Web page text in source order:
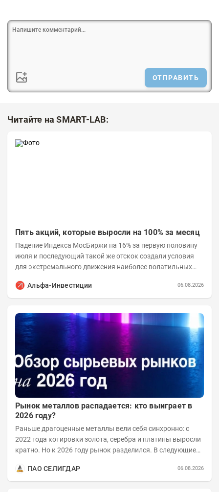
ОТПРАВИТЬ
Читайте на SMART-LAB:
Пять акций, которые выросли на 100% за месяц
Падение Индекса МосБиржи на 16% за первую половину
июля и последующий такой же отскок создали условия
для экстремального движения наиболее волатильных
Альфа-Инвестиции
06.08.2026
Рынок металлов распадается: кто выиграет в
2026 году?
Раньше драгоценные металлы вели себя синхронно: с
2022 года котировки золота, серебра и платины выросли
кратно. Но к 2026 году рынок разделился. В следующие
ПАО СЕЛИГДАР
06.08.2026